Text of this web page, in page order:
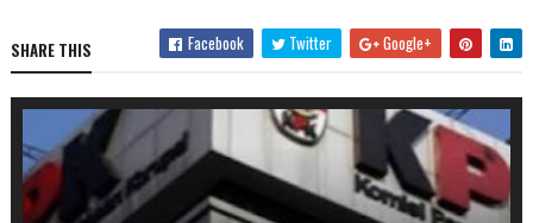
SHARE THIS Facebook Twitter Google+